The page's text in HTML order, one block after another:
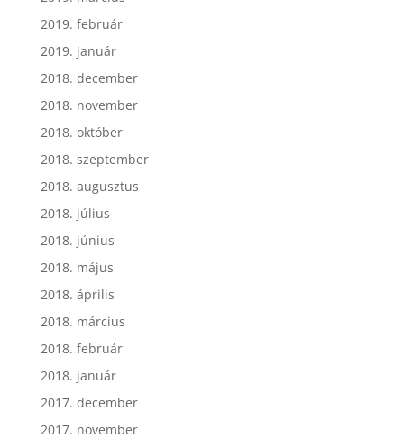
2019. február
2019. január
2018. december
2018. november
2018. október
2018. szeptember
2018. augusztus
2018. július
2018. június
2018. május
2018. április
2018. március
2018. február
2018. január
2017. december
2017. november